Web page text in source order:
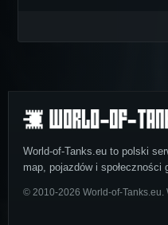
World-of-Tanks.eu to polski
map, pojazdów i społeczności
© 2010-2026 World-of-Tanks.eu.